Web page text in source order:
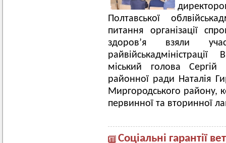
Полтавської
питання організації
здоров’я взяли
міський голова Сергій
районної ради Наталія
Миргородського району,
первинної та вторинної
Соціальні гарантії